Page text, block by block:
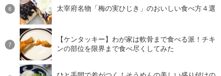
太宰府名物「梅の実ひじき」のおいしい食べ方４選
【ケンタッキー】わが家は軟骨まで食べる派！チキ
ンの部位を限界まで食べ尽くしてみた